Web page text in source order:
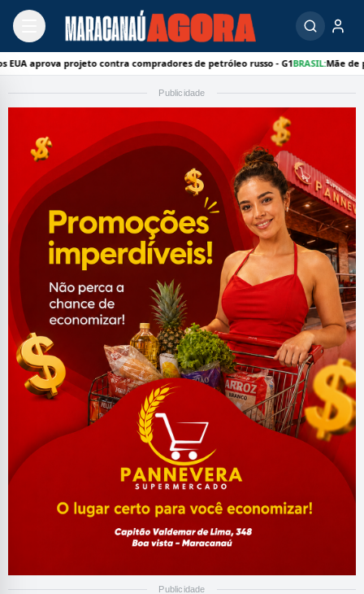
projeto contra compradores de petróleo russo - G1BRASIL:Mãe de paciente
Publicidade
Publicidade